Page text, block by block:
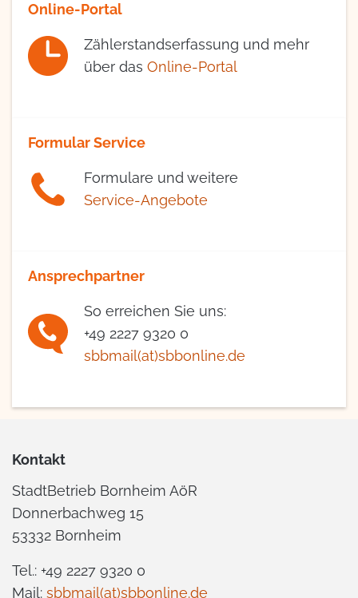
Online-Portal
Zählerstandserfassung und mehr
über das Online-Portal
Formular Service
Formulare und weitere
Service-Angebote
Ansprechpartner
So erreichen Sie uns:
+49 2227 9320 0
sbbmail(at)sbbonline.de
Kontakt
StadtBetrieb Bornheim AöR
Donnerbachweg 15
53332 Bornheim
Tel.: +49 2227 9320 0
Mail: sbbmail(at)sbbonline.de